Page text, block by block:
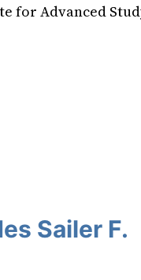
for Advanced
Sailer F.